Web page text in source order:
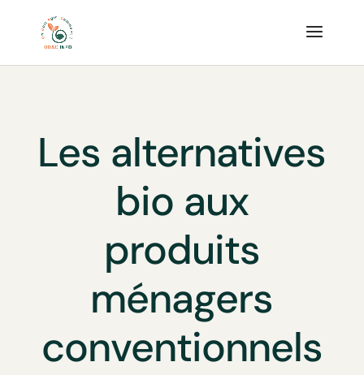
Les alternatives
bio aux
produits
ménagers
conventionnels